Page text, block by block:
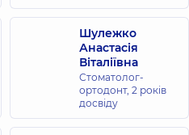
Шулежко
Анастасія
Віталіївна
Стоматолог-
ортодонт, 2 років
досвіду